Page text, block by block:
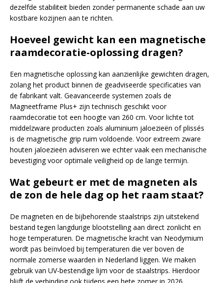
dezelfde stabiliteit bieden zonder permanente schade aan uw
kostbare kozijnen aan te richten.
Hoeveel gewicht kan een magnetische
raamdecoratie-oplossing dragen?
Een magnetische oplossing kan aanzienlijke gewichten dragen,
zolang het product binnen de geadviseerde specificaties van
de fabrikant valt. Geavanceerde systemen zoals de
Magneetframe Plus+ zijn technisch geschikt voor
raamdecoratie tot een hoogte van 260 cm. Voor lichte tot
middelzware producten zoals aluminium jaloezieën of plissés
is de magnetische grip ruim voldoende. Voor extreem zware
houten jaloezieën adviseren we echter vaak een mechanische
bevestiging voor optimale veiligheid op de lange termijn.
Wat gebeurt er met de magneten als
de zon de hele dag op het raam staat?
De magneten en de bijbehorende staalstrips zijn uitstekend
bestand tegen langdurige blootstelling aan direct zonlicht en
hoge temperaturen. De magnetische kracht van Neodymium
wordt pas beïnvloed bij temperaturen die ver boven de
normale zomerse waarden in Nederland liggen. We maken
gebruik van UV-bestendige lijm voor de staalstrips. Hierdoor
blijft de verbinding ook tijdens een hete zomer in 2026